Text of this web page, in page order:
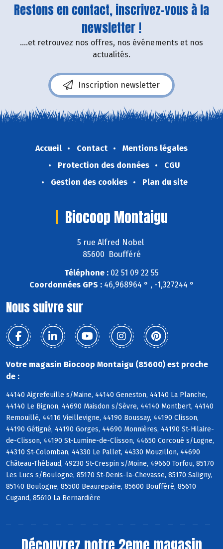
Restons en contact, inscrivez-vous à la
newsletter !
....et retrouvez nos offres, nos événements et nos
actualités.
Inscription newsletter
Accueil Contact
Mentions légales
Protection des données
CGU
Gestion des cookies
Plan du site
Biocoop Montaigu
5 rue Alfred Nobel
85600 Boufféré
Téléphone : 02 51 09 22 55
Coordonnées GPS :46,968964 ° , -1,327244 °
Nous suivre sur
Votre magasin Biocoop Montaigu (85600) est proche
de :
44140 Aigrefeuille s/Maine, 44140 Geneston, 44140 La Planche,
44140 Le Bignon, 44690 Maisdon s/Sèvre, 44140 Montbert, 44140
Remouillé, 44116 Vieillevigne, 44190 Boussay, 44190 Clisson,
44190 Gétigné, 44190 Gorges, 44690 Monnières, 44190 St-Hilaire-
de-Clisson, 44190 St-Lumine-de-Clisson, 44650 Corcoué s/Logne,
44310 St-Colomban, 44330 Le Pallet, 44330 Mouzillon, 44690
Château-Thébaud, 49230 St-Crespin s/Moine, 49660 Torfou, 85170
Les Lucs s/Boulogne, 85170 St-Denis-la-Chevasse, 85170 Saligny,
85140 Boulogne, 85500 Beaurepaire, 85600 Boufféré, 85610
Cugand, 85610 La Bernardière